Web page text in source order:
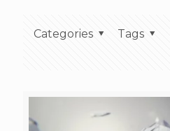
Categories Tags